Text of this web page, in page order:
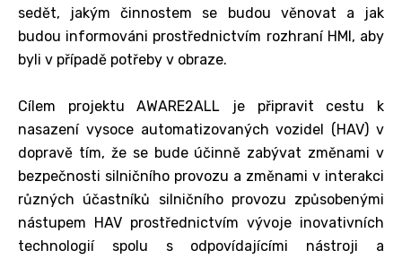
sedět, jakým činnostem se budou věnovat a jak
budou informováni prostřednictvím rozhraní HMI, aby
byli v případě potřeby v obraze.
Cílem projektu AWARE2ALL je připravit cestu k
nasazení vysoce automatizovaných vozidel (HAV) v
dopravě tím, že se bude účinně zabývat změnami v
bezpečnosti silničního provozu a změnami v interakci
různých účastníků silničního provozu způsobenými
nástupem HAV prostřednictvím vývoje inovativních
technologií spolu s odpovídajícími nástroji a